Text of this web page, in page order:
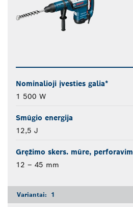
Nominalioji įvesties galia*
1 500 W
Smūgio energija
12,5 J
Gręžimo skers. mūre,
12 – 45 mm
Variantai: 1